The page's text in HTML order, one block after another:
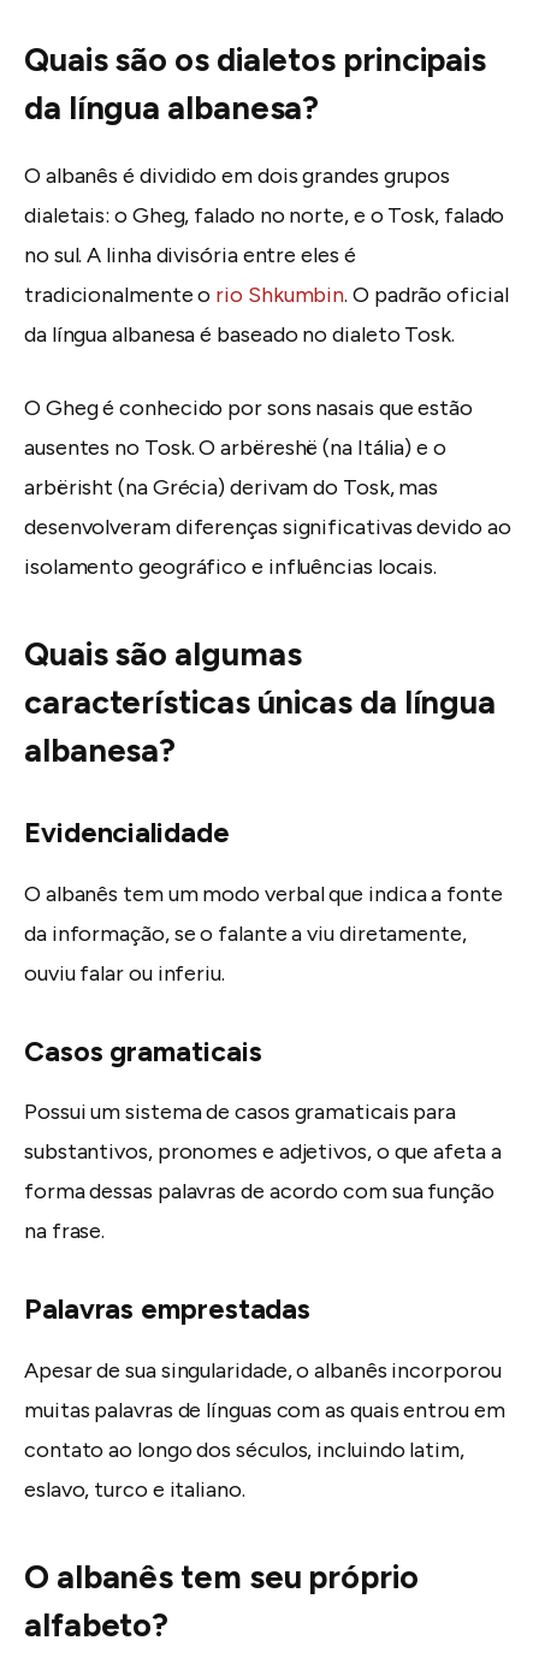
Quais são os dialetos principais
da língua albanesa?
O albanês é dividido em dois grandes grupos
dialetais: o Gheg, falado no norte, e o Tosk, falado
no sul. A linha divisória entre eles é
tradicionalmente o rio Shkumbin. O padrão oficial
da língua albanesa é baseado no dialeto Tosk.
O Gheg é conhecido por sons nasais que estão
ausentes no Tosk. O arbëreshë (na Itália) e o
arbërisht (na Grécia) derivam do Tosk, mas
desenvolveram diferenças significativas devido ao
isolamento geográfico e influências locais.
Quais são algumas
características únicas da língua
albanesa?
Evidencialidade
O albanês tem um modo verbal que indica a fonte
da informação, se o falante a viu diretamente,
ouviu falar ou inferiu.
Casos gramaticais
Possui um sistema de casos gramaticais para
substantivos, pronomes e adjetivos, o que afeta a
forma dessas palavras de acordo com sua função
na frase.
Palavras emprestadas
Apesar de sua singularidade, o albanês incorporou
muitas palavras de línguas com as quais entrou em
contato ao longo dos séculos, incluindo latim,
eslavo, turco e italiano.
O albanês tem seu próprio
alfabeto?